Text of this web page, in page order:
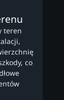
teren
co